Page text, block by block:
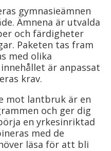
gymnasieämnen
Ämnena är utvalda
och färdigheter
Paketen tas fram
med olika
är anpassat
krav.
mot lantbruk är en
och ger dig
en yrkesinriktad
med de
läsa för att bli